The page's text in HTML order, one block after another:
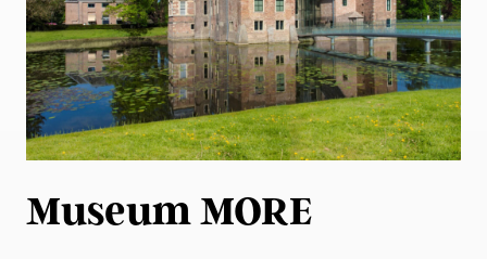
Museum MORE